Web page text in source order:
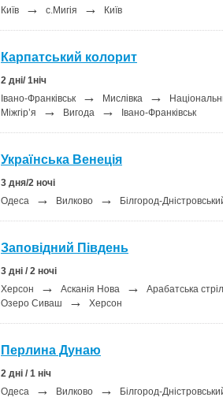
Київ
→ c.Мигія → Київ
Карпатський колорит
2 дні/ 1ніч
Івано-Франківськ
→ Мислівка →
Міжгір’я
→ Вигода → Івано-Франківськ
Українська Венеція
3 дня/2 ночі
Одеса
→ Вилково → Білгород-
Заповідний Південь
3 дні / 2 ночі
Херсон
→ Асканія Нова →
Арабатська
Озеро Сиваш
→ Херсон
Перлина Дунаю
2 дні / 1 ніч
Одеса
→ Вилково → Білгород-